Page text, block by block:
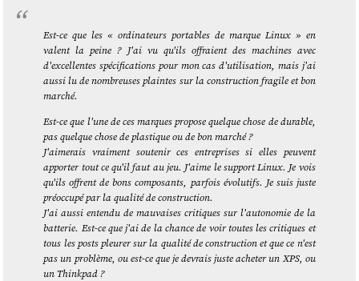
Est-ce que les « ordinateurs portables de marque Linux » en
valent la peine ? J'ai vu qu'ils offraient des machines avec
d'excellentes spécifications pour mon cas d'utilisation, mais j'ai
aussi lu de nombreuses plaintes sur la construction fragile et bon
marché.
Est-ce que l'une de ces marques propose quelque chose de durable,
pas quelque chose de plastique ou de bon marché ?
J'aimerais vraiment soutenir ces entreprises si elles peuvent
apporter tout ce qu'il faut au jeu. J'aime le support Linux. Je vois
qu'ils offrent de bons composants, parfois évolutifs. Je suis juste
préoccupé par la qualité de construction.
J'ai aussi entendu de mauvaises critiques sur l'autonomie de la
batterie. Est-ce que j'ai de la chance de voir toutes les critiques et
tous les posts pleurer sur la qualité de construction et que ce n'est
pas un problème, ou est-ce que je devrais juste acheter un XPS, ou
un Thinkpad ?